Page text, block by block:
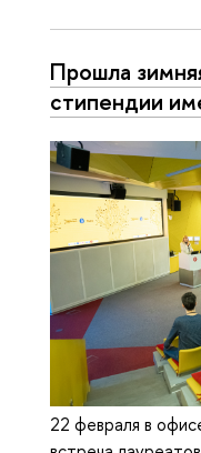
Прошла
стипендии
22 февраля в